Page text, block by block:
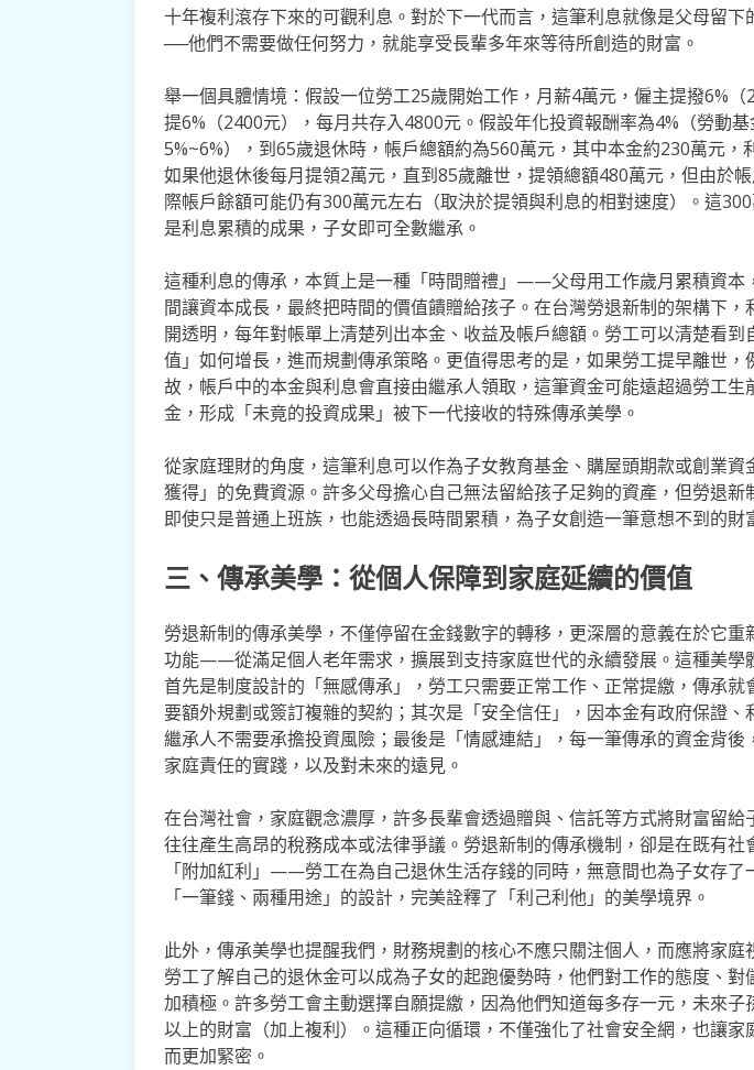
十年複利滾存下來的可觀利息。對於下一代而言，這筆利息就像是父母留下
──他們不需要做任何努力，就能享受長輩多年來等待所創造的財富。
舉一個具體情境：假設一位勞工25歲開始工作，月薪4萬元，僱主提撥6%（
提6%（2400元），每月共存入4800元。假設年化投資報酬率為4%（勞動
5%~6%），到65歲退休時，帳戶總額約為560萬元，其中本金約230萬元，
如果他退休後每月提領2萬元，直到85歲離世，提領總額480萬元，但由於
際帳戶餘額可能仍有300萬元左右（取決於提領與利息的相對速度）。這
是利息累積的成果，子女即可全數繼承。
這種利息的傳承，本質上是一種「時間贈禮」——父母用工作歲月累積資本
間讓資本成長，最終把時間的價值饋贈給孩子。在台灣勞退新制的架構下，
開透明，每年對帳單上清楚列出本金、收益及帳戶總額。勞工可以清楚看到
值」如何增長，進而規劃傳承策略。更值得思考的是，如果勞工提早離世，
故，帳戶中的本金與利息會直接由繼承人領取，這筆資金可能遠超過勞工生
金，形成「未竟的投資成果」被下一代接收的特殊傳承美學。
從家庭理財的角度，這筆利息可以作為子女教育基金、購屋頭期款或創業資
獲得」的免費資源。許多父母擔心自己無法留給孩子足夠的資產，但勞退新
即使只是普通上班族，也能透過長時間累積，為子女創造一筆意想不到的財
三、傳承美學：從個人保障到家庭延續的價值
勞退新制的傳承美學，不僅停留在金錢數字的轉移，更深層的意義在於它重
功能——從滿足個人老年需求，擴展到支持家庭世代的永續發展。這種美學
首先是制度設計的「無感傳承」，勞工只需要正常工作、正常提繳，傳承就
要額外規劃或簽訂複雜的契約；其次是「安全信任」，因本金有政府保證、
繼承人不需要承擔投資風險；最後是「情感連結」，每一筆傳承的資金背後
家庭責任的實踐，以及對未來的遠見。
在台灣社會，家庭觀念濃厚，許多長輩會透過贈與、信託等方式將財富留給
往往產生高昂的稅務成本或法律爭議。勞退新制的傳承機制，卻是在既有社
「附加紅利」——勞工在為自己退休生活存錢的同時，無意間也為子女存了
「一筆錢、兩種用途」的設計，完美詮釋了「利己利他」的美學境界。
此外，傳承美學也提醒我們，財務規劃的核心不應只關注個人，而應將家庭
勞工了解自己的退休金可以成為子女的起跑優勢時，他們對工作的態度、對
加積極。許多勞工會主動選擇自願提繳，因為他們知道每多存一元，未來子
以上的財富（加上複利）。這種正向循環，不僅強化了社會安全網，也讓家
而更加緊密。